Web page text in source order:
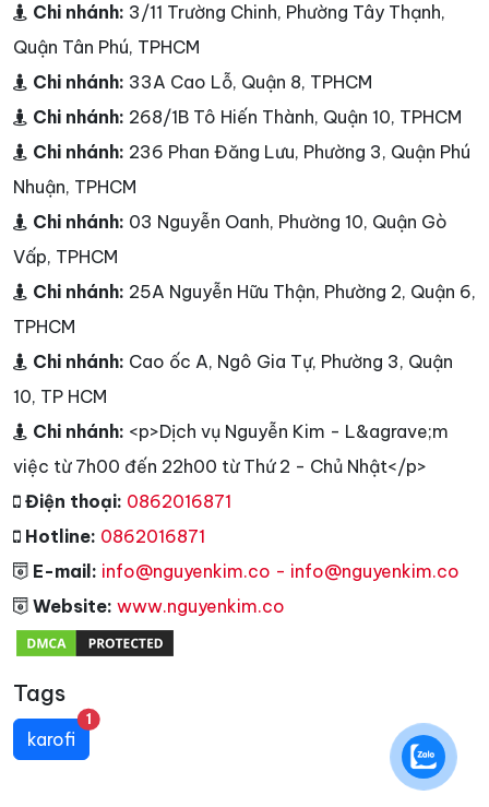
Chi nhánh: 3/11 Trường Chinh, Phường Tây Thạnh,
Quận Tân Phú, TPHCM
Chi nhánh: 33A Cao Lỗ, Quận 8, TPHCM
Chi nhánh: 268/1B Tô Hiến Thành, Quận 10, TPHCM
Chi nhánh: 236 Phan Đăng Lưu, Phường 3, Quận Phú
Nhuận, TPHCM
Chi nhánh: 03 Nguyễn Oanh, Phường 10, Quận Gò
Vấp, TPHCM
Chi nhánh: 25A Nguyễn Hữu Thận, Phường 2, Quận 6,
TPHCM
Chi nhánh: Cao ốc A, Ngô Gia Tự, Phường 3, Quận
10, TP HCM
Chi nhánh: <p>Dịch vụ Nguyễn Kim - L&agrave;m
việc từ 7h00 đến 22h00 từ Thứ 2 - Chủ Nhật</p>
Điện thoại: 0862016871
Hotline: 0862016871
E-mail: info@nguyenkim.co - info@nguyenkim.co
Website: www.nguyenkim.co
Tags
karofi
1unread messages